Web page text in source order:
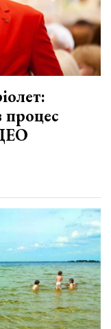
процес